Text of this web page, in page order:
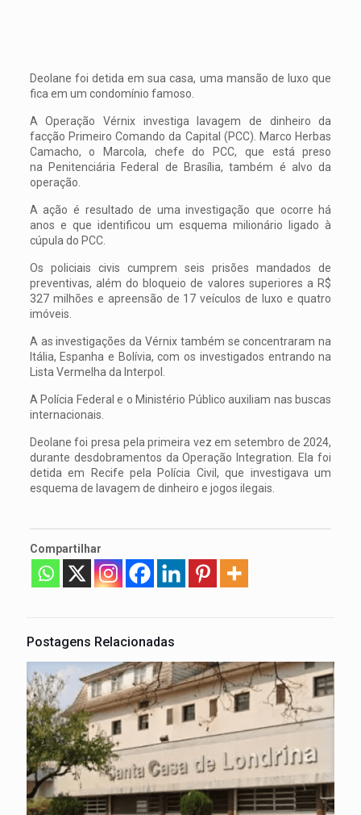
Deolane foi detida em sua casa, uma mansão de luxo que
fica em um condomínio famoso.
A Operação Vérnix investiga lavagem de dinheiro da
facção Primeiro Comando da Capital (PCC). Marco Herbas
Camacho, o Marcola, chefe do PCC, que está preso
na Penitenciária Federal de Brasília, também é alvo da
operação.
A ação é resultado de uma investigação que ocorre há
anos e que identificou um esquema milionário ligado à
cúpula do PCC.
Os policiais civis cumprem seis prisões mandados de
preventivas, além do bloqueio de valores superiores a R$
327 milhões e apreensão de 17 veículos de luxo e quatro
imóveis.
A as investigações da Vérnix também se concentraram na
Itália, Espanha e Bolívia, com os investigados entrando na
Lista Vermelha da Interpol.
A Polícia Federal e o Ministério Público auxiliam nas buscas
internacionais.
Deolane foi presa pela primeira vez em setembro de 2024,
durante desdobramentos da Operação Integration. Ela foi
detida em Recife pela Polícia Civil, que investigava um
esquema de lavagem de dinheiro e jogos ilegais.
Compartilhar
Postagens Relacionadas